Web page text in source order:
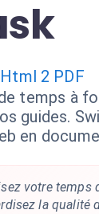
Html 2 PDF
temps à
guides.
en
votre temps
la qualité